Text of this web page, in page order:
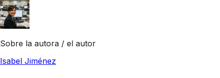
Sobre la autora / el autor
Isabel Jiménez